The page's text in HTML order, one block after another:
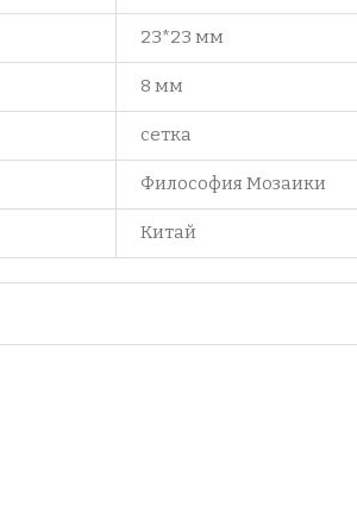
23*23 мм
8 мм
сетка
Философия Мозаики
Китай